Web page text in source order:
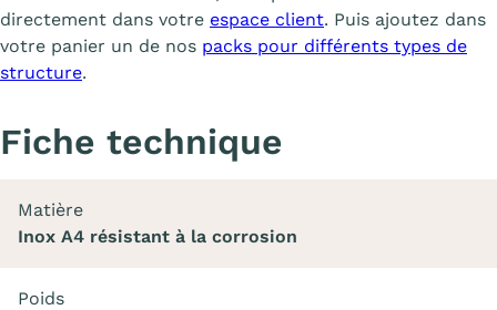
directement dans votre espace client. Puis ajoutez dans
votre panier un de nos packs pour différents types de
structure.
Fiche technique
Matière
Inox A4 résistant à la corrosion
Poids